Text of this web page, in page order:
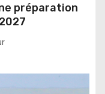
préparation